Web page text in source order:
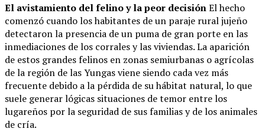
El avistamiento del felino y la peor decisiónEl hecho
comenzó cuando los habitantes de un paraje rural jujeño
detectaron la presencia de un puma de gran porte en las
inmediaciones de los corrales y las viviendas. La aparición
de estos grandes felinos en zonas semiurbanas o agrícolas
de la región de las Yungas viene siendo cada vez más
frecuente debido a la pérdida de su hábitat natural, lo que
suele generar lógicas situaciones de temor entre los
lugareños por la seguridad de sus familias y de los animales
de cría.